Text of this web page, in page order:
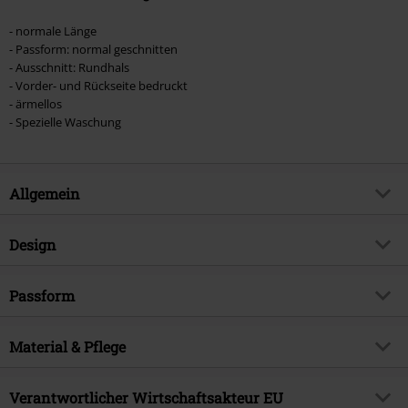
- normale Länge
- Passform: normal geschnitten
- Ausschnitt: Rundhals
- Vorder- und Rückseite bedruckt
- ärmellos
- Spezielle Waschung
Allgemein
Artikelnummer:
Musikgenre
Produktthema
Design
Produkt-Typ
Waschung
Halsausschnitt/Kragen
Rundhals
Passform
Passform/Oberteile
Material & Pflege
Obermaterial 100% Baumwolle
Verantwortlicher Wirtschaftsakteur EU